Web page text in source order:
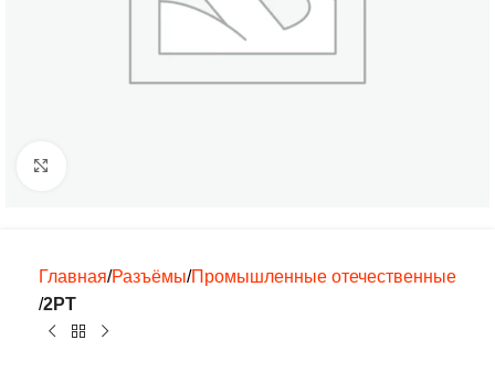
Главная Разъёмы Промышленные отечественные
2РТ